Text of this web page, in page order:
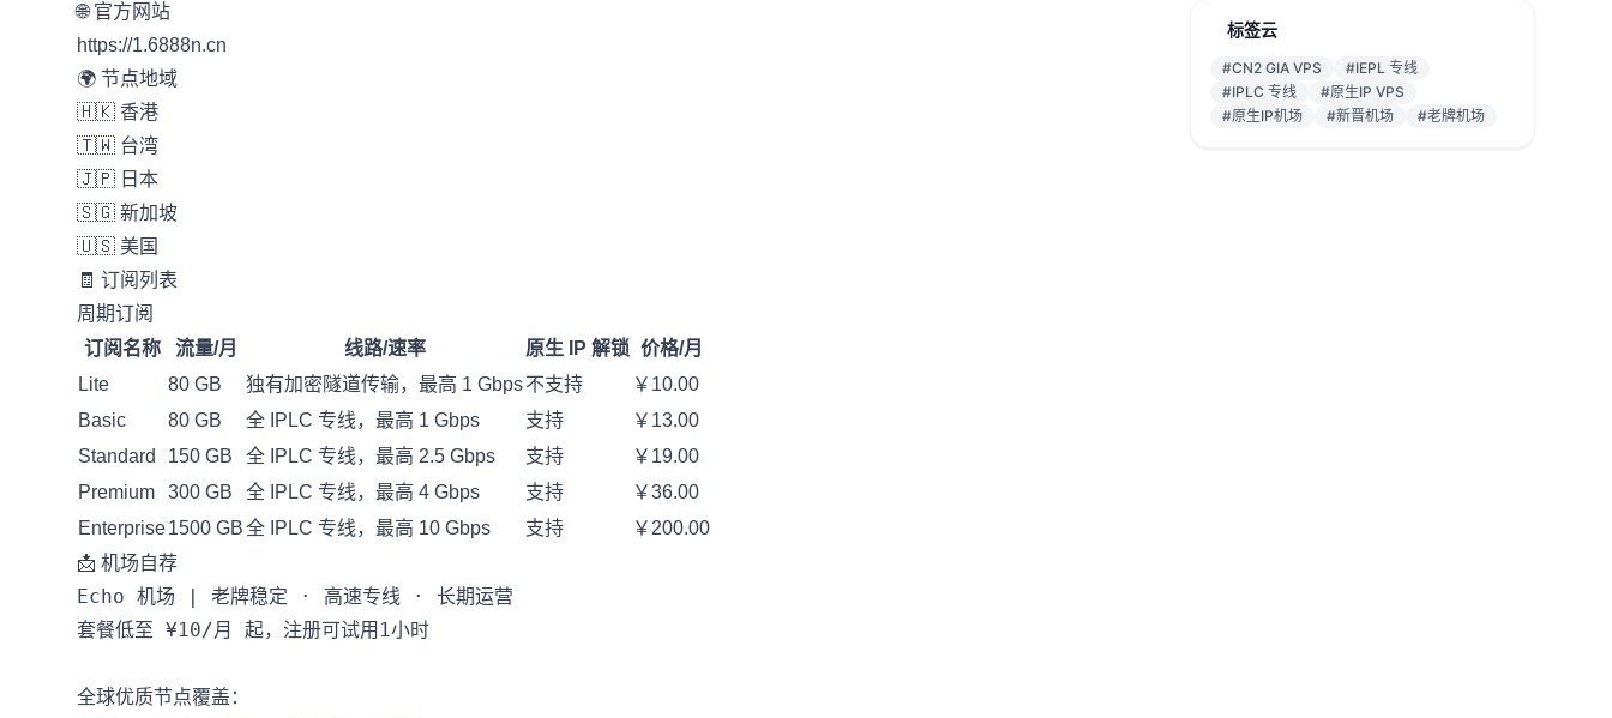
🌐 官方网站
https://1.6888n.cn
🌍 节点地域
🇭🇰 香港
🇹🇼 台湾
🇯🇵 日本
🇸🇬 新加坡
🇺🇸 美国
🧾 订阅列表
周期订阅
订阅名称
流量/月 线路/速率 原生 IP 解锁 价格/月
Lite
80 GB 独有加密隧道传输，最高 1 Gbps不支持
￥10.00
Basic
80 GB 全 IPLC 专线，最高 1 Gbps 支持
￥13.00
Standard
150 GB 全 IPLC 专线，最高 2.5 Gbps 支持
￥19.00
Premium
300 GB 全 IPLC 专线，最高 4 Gbps 支持
￥36.00
Enterprise1500 GB全 IPLC 专线，最高 10 Gbps 支持
￥200.00
📩 机场自荐
Echo 机场 | 老牌稳定 · 高速专线 · 长期运营
套餐低至 ¥10/月 起，注册可试用1小时
全球优质节点覆盖：
标签云
#CN2 GIA VPS
#IEPL 专线
#IPLC 专线
#原生IP VPS
#原生IP机场
#新晋机场 #老牌机场